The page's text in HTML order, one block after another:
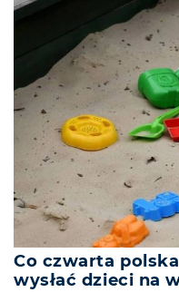
Co czwarta
wysłać dzieci na